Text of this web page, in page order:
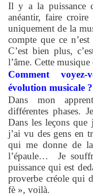
Il y a la puissance
anéantir, faire croire
uniquement de la
compte que ce
C’est bien plus,
l’âme. Cette
Comment
évolution musicale ?
Dans mon
différentes phases.
Dans les leçons que
j’ai vu des gens en
qui me donne de
l’épaule… Je
puissance qui est
proverbe créole qui
fè », voilà.